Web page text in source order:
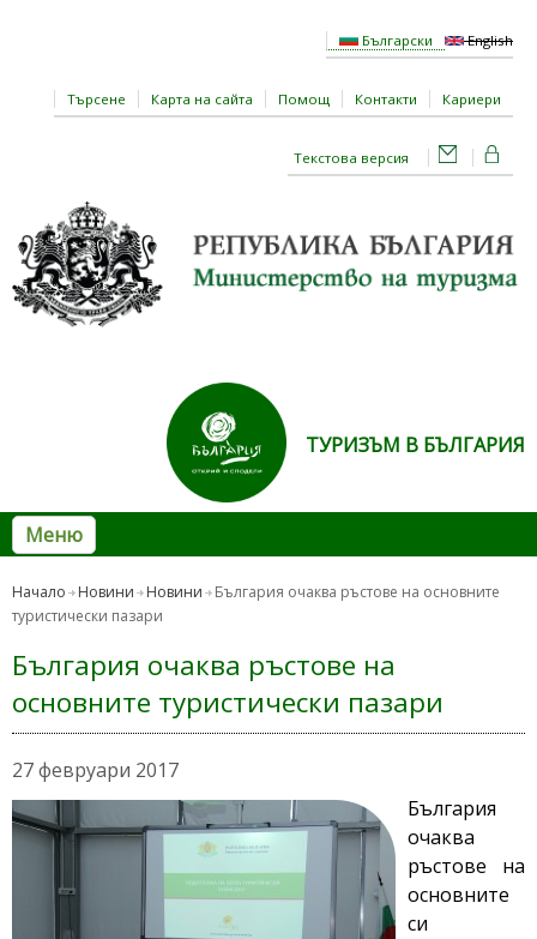
Български English
Търсене Карта на сайта Помощ Контакти Кариери
Текстова версия
ТУРИЗЪМ В БЪЛГАРИЯ
Меню
Начало Новини Новини
България очаква ръстове на основните
туристически пазари
България очаква ръстове на
основните туристически пазари
27 февруари 2017
България
очаква
ръстове на
основните
си